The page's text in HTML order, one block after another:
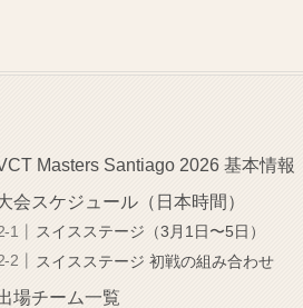
Masters Santiago 2026 基本情報
会スケジュール（日本時間）
スイスステージ（3月1日〜5日）
スイスステージ 初戦の組み合わせ
場チーム一覧